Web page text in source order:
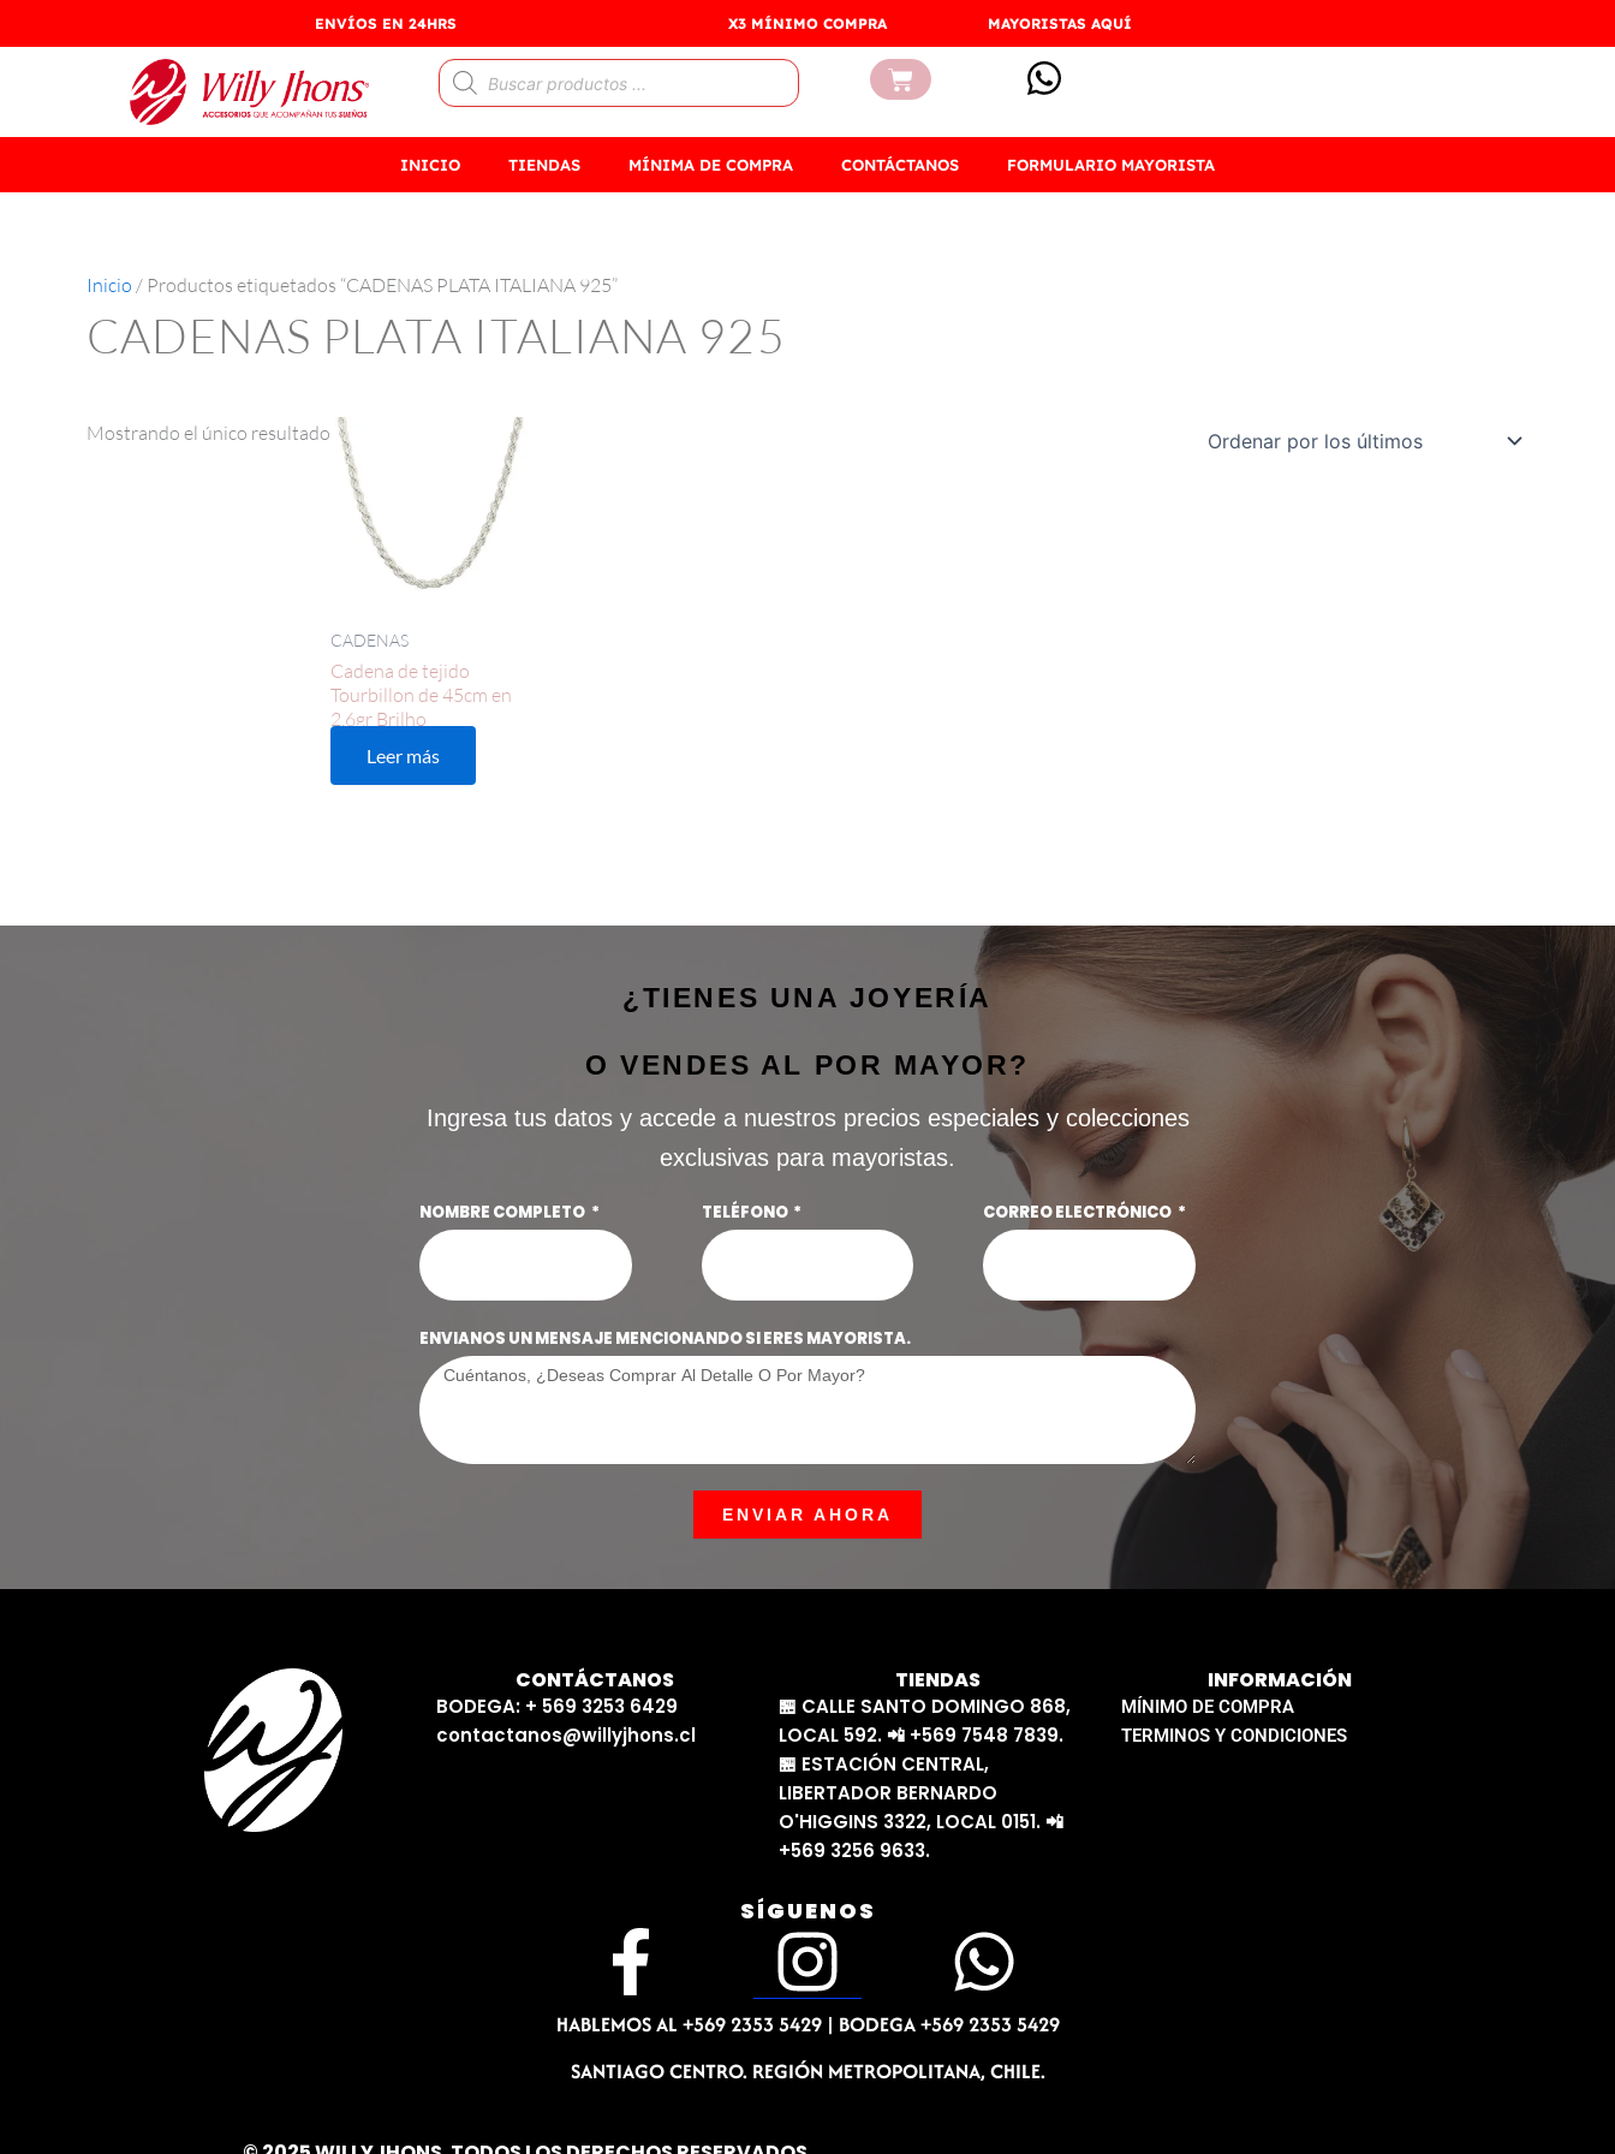
al
ENVÍOS EN 24HRS X3 MÍNIMO COMPRA MAYORISTAS AQUÍ
Búsqueda
de
Carrito
INICIO TIENDAS MÍNIMA DE COMPRA CONTÁCTANOS FORMULARIO MAYORISTA
Inicio / Productos etiquetados “CADENAS PLATA ITALIANA 925”
CADENAS PLATA ITALIANA 925
Mostrando el único resultado
CADENAS
Cadena de tejido
Tourbillon de 45cm en
2,6gr Brilho
Leer más
¿TIENES UNA JOYERÍA
O VENDES AL POR MAYOR?
Ingresa tus datos y accede a nuestros precios especiales y colecciones
exclusivas para mayoristas.
NOMBRE COMPLETO TELÉFONO CORREO ELECTRÓNICO
ENVIANOS UN MENSAJE MENCIONANDO SI ERES MAYORISTA.
ENVIAR AHORA
CONTÁCTANOS
BODEGA: + 569 3253 6429
contactanos@willyjhons.cl
TIENDAS
🏪 CALLE SANTO DOMINGO 868,
LOCAL 592. 📲 +569 7548 7839.
🏪 ESTACIÓN CENTRAL,
LIBERTADOR BERNARDO
O'HIGGINS 3322, LOCAL 0151. 📲
+569 3256 9633.
INFORMACIÓN
MÍNIMO DE COMPRA
TERMINOS Y CONDICIONES
SÍGUENOS
F
a
c
I
n
s
W
h
a
HABLEMOS AL +569 2353 5429 | BODEGA +569 2353 5429
SANTIAGO CENTRO. REGIÓN METROPOLITANA, CHILE.